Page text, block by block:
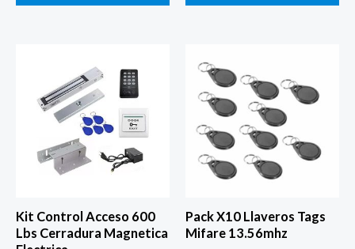
Kit Control Acceso 600
Lbs Cerradura Magnetica
Pack X10 Llaveros Tags
Mifare 13.56mhz